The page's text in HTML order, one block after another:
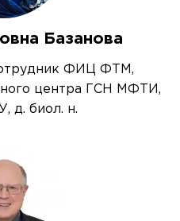
Базанова
ФИЦ ФТМ,
центра ГСН МФТИ,
д. биол. н.